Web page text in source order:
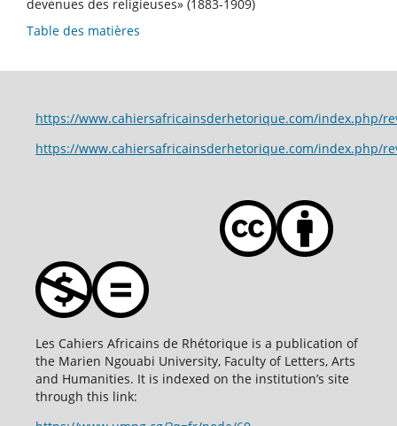
devenues des religieuses» (1883-1909)
Table des matières
https://www.cahiersafricainsderhetorique.com/index.php/
https://www.cahiersafricainsderhetorique.com/index.php/
Les Cahiers Africains de Rhétorique is a publication of
the Marien Ngouabi University, Faculty of Letters, Arts
and Humanities. It is indexed on the institution’s site
through this link: